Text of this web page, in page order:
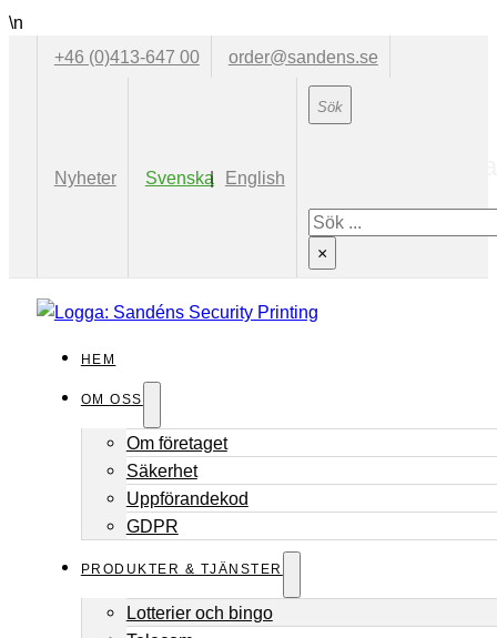
\n
+46 (0)413-647 00
order@sandens.se
Nyheter Svenska English
Sök
×
HEM
OM OSS
Om företaget
Säkerhet
Uppförandekod
GDPR
PRODUKTER & TJÄNSTER
Lotterier och bingo